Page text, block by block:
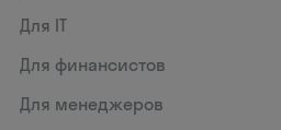
Для IT
Для финансистов
Для менеджеров